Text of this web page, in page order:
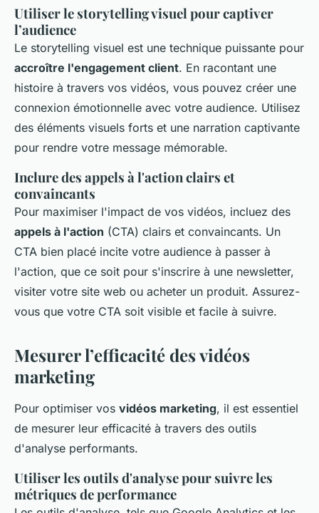
Utiliser le storytelling visuel pour captiver
l’audience
Le storytelling visuel est une technique puissante pour
accroître l'engagement client. En racontant une
histoire à travers vos vidéos, vous pouvez créer une
connexion émotionnelle avec votre audience. Utilisez
des éléments visuels forts et une narration captivante
pour rendre votre message mémorable.
Inclure des appels à l'action clairs et
convaincants
Pour maximiser l'impact de vos vidéos, incluez des
appels à l'action (CTA) clairs et convaincants. Un
CTA bien placé incite votre audience à passer à
l'action, que ce soit pour s'inscrire à une newsletter,
visiter votre site web ou acheter un produit. Assurez-
vous que votre CTA soit visible et facile à suivre.
Mesurer l’efficacité des vidéos
marketing
Pour optimiser vos vidéos marketing, il est essentiel
de mesurer leur efficacité à travers des outils
d'analyse performants.
Utiliser les outils d'analyse pour suivre les
métriques de performance